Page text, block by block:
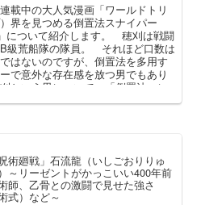
載中の大人気漫画「ワールドトリ
界を見つめる倒置法スナイパー
について紹介します。 穂刈は戦闘
級荒船隊の隊員。 それほど口数は
はないのですが、倒置法を多用す
で意外な存在感を放つ男でもあり
いう男について、「倒置法」に
呪術廻戦」石流龍（いしごおりりゅ
～リーゼントがかっこいい400年前
師、乙骨との激闘で見せた強さ
術式）など～